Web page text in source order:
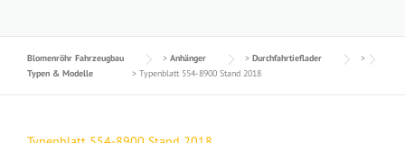
Blomenröhr Fahrzeugbau > Anhänger > Durchfahrtieflader
>
Typen & Modelle
> Typenblatt 554-8900 Stand 2018